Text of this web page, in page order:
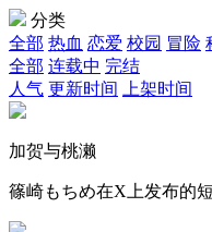
分类
全部 热血 恋爱 校园 冒险
全部 连载中 完结
人气 更新时间 上架时间
加贺与桃濑
篠崎もちめ在X上发布的